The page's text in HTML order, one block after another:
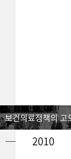
보건의료정책의 고
2010